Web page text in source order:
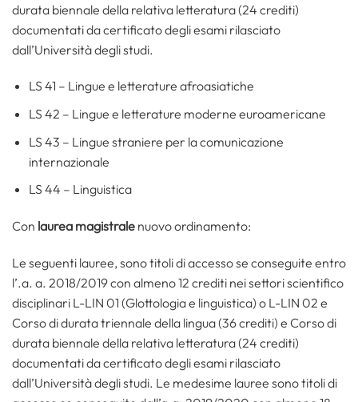
durata biennale della relativa letteratura (24 crediti)
documentati da certificato degli esami rilasciato
dall’Università degli studi.
LS 41 – Lingue e letterature afroasiatiche
LS 42 – Lingue e letterature moderne euroamericane
LS 43 – Lingue straniere per la comunicazione
internazionale
LS 44 – Linguistica
Con laurea magistrale nuovo ordinamento:
Le seguenti lauree, sono titoli di accesso se conseguite entro
l’.a. a. 2018/2019 con almeno 12 crediti nei settori scientifico
disciplinari L-LIN 01 (Glottologia e linguistica) o L-LIN 02 e
Corso di durata triennale della lingua (36 crediti) e Corso di
durata biennale della relativa letteratura (24 crediti)
documentati da certificato degli esami rilasciato
dall’Università degli studi. Le medesime lauree sono titoli di